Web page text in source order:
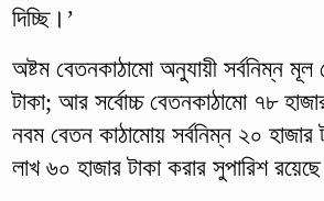
দিচ্ছি।’
অষ্টম বেতনকাঠামো অনুযায়ী সর্বনিম্ন
টাকা; আর সর্বোচ্চ বেতনকাঠামো ৭৮ হাজার
নবম বেতন কাঠামোয় সর্বনিম্ন ২০ হাজার
লাখ ৬০ হাজার টাকা করার সুপারিশ